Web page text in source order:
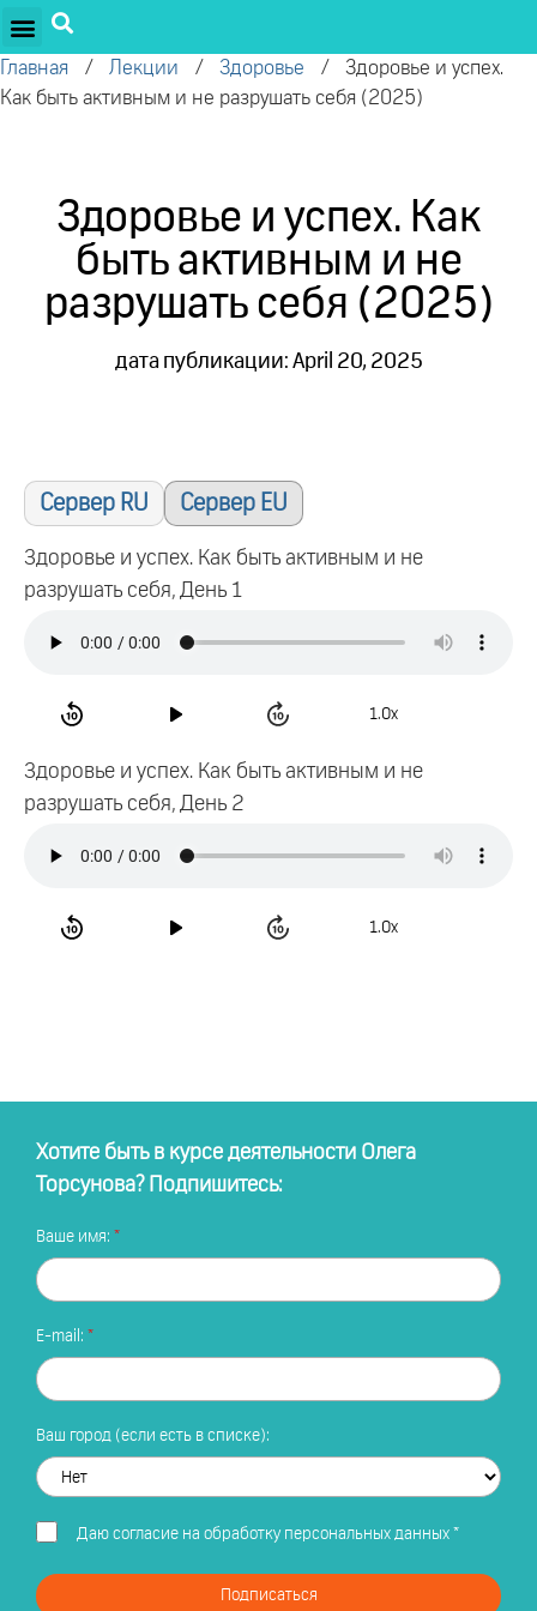
Главная / Лекции / Здоровье / Здоровье и успех.
Как быть активным и не разрушать себя (2025)
Здоровье и успех. Как
быть активным и не
разрушать себя (2025)
дата публикации: April 20, 2025
Сервер RU Сервер EU
Здоровье и успех. Как быть активным и не
разрушать себя, День 1
1.0x
Здоровье и успех. Как быть активным и не
разрушать себя, День 2
1.0x
Хотите быть в курсе деятельности Олега
Торсунова? Подпишитесь:
Ваше имя:
E-mail:
Ваш город (если есть в списке):
Даю согласие на обработку персональных данных*
Подписаться